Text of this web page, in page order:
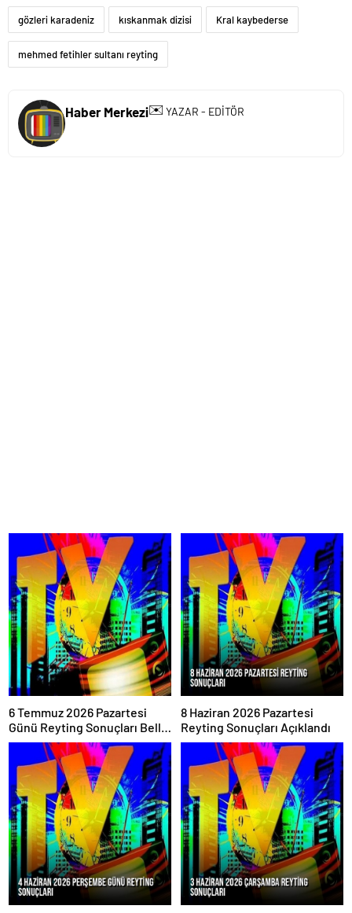
gözleri karadeniz kıskanmak dizisi Kral kaybederse
mehmed fetihler sultanı reyting
Haber Merkezi✉️ YAZAR - EDİTÖR
6 Temmuz 2026 Pazartesi
Günü Reyting Sonuçları Belli
Oldu
8 Haziran 2026 Pazartesi
Reyting Sonuçları Açıklandı